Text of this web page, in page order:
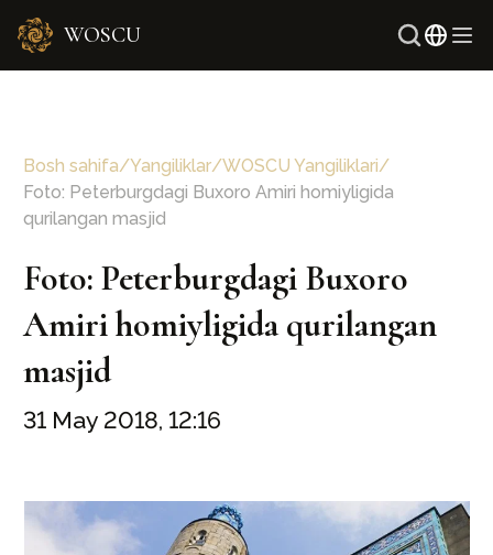
WOSCU
Bosh sahifa/Yangiliklar/WOSCU Yangiliklari/
Foto: Peterburgdagi Buxoro Amiri homiyligida
qurilangan masjid
Foto: Peterburgdagi Buxoro
Amiri homiyligida qurilangan
masjid
31 May 2018, 12:16